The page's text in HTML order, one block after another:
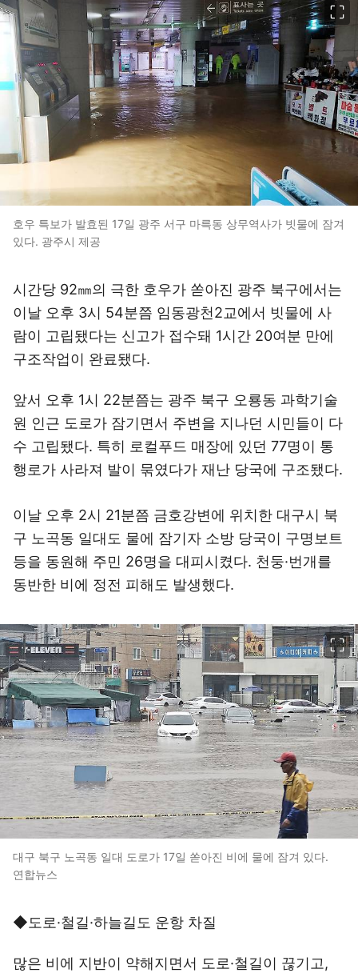
호우 특보가 발효된 17일 광주 서구 마륵동 상무역사가 빗물에 잠겨
있다. 광주시 제공
시간당 92㎜의 극한 호우가 쏟아진 광주 북구에서는
이날 오후 3시 54분쯤 임동광천2교에서 빗물에 사
람이 고립됐다는 신고가 접수돼 1시간 20여분 만에
구조작업이 완료됐다.
앞서 오후 1시 22분쯤는 광주 북구 오룡동 과학기술
원 인근 도로가 잠기면서 주변을 지나던 시민들이 다
수 고립됐다. 특히 로컬푸드 매장에 있던 77명이 통
행로가 사라져 발이 묶였다가 재난 당국에 구조됐다.
이날 오후 2시 21분쯤 금호강변에 위치한 대구시 북
구 노곡동 일대도 물에 잠기자 소방 당국이 구명보트
등을 동원해 주민 26명을 대피시켰다. 천둥·번개를
동반한 비에 정전 피해도 발생했다.
대구 북구 노곡동 일대 도로가 17일 쏟아진 비에 물에 잠겨 있다.
연합뉴스
◆도로·철길·하늘길도 운항 차질
많은 비에 지반이 약해지면서 도로·철길이 끊기고,